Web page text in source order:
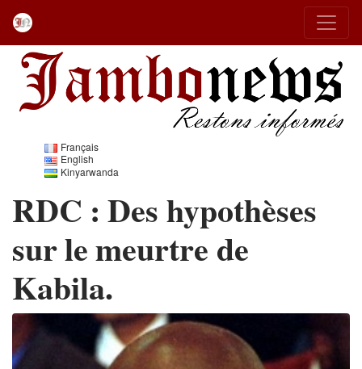
Français
English
Kinyarwanda
RDC : Des hypothèses
sur le meurtre de
Kabila.